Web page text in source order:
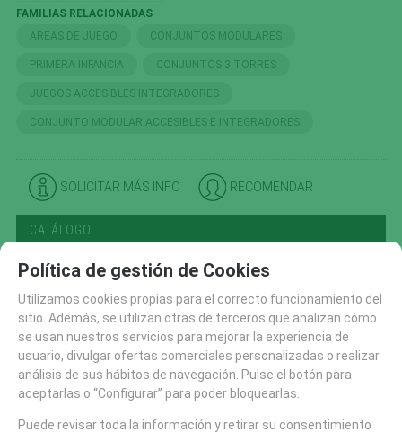
FAMILIAS RELACIONADAS
AREAS DE JUEGO
CONJUNTOS MODULARES
PRIMERA INFANCIA CONJUNTOS 3 TORRES
JUEGOS ACCESIBLES INTEGRADORES
CONJUNTO MODULAR ACCESIBLES E INTEGRADORES
SOLICITAR MÁS INFO RECOMENDAR
CATÁLOGO
TIROLINAS (27)
CONJUNTOS MODULARES (207)
PANELES Y DIDACTICOS (59)
TOBOGANES (89)
RECAMBIOS (10)
Política de gestión de Cookies
Utilizamos cookies propias para el correcto funcionamiento del
sitio. Además, se utilizan otras de terceros que analizan cómo
se usan nuestros servicios para mejorar la experiencia de
usuario, divulgar ofertas comerciales personalizadas o realizar
análisis de sus hábitos de navegación. Pulse el botón para
aceptarlas o “Configurar” para poder bloquearlas.
Puede revisar toda la información y retirar su consentimiento